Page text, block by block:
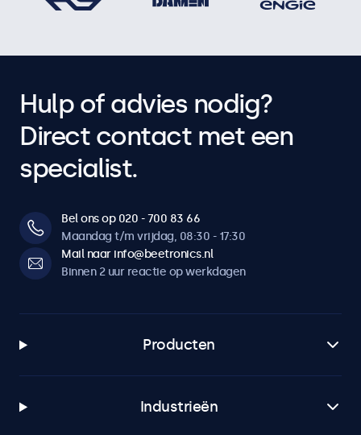
Hulp of advies nodig?
Direct contact met een
specialist.
Bel ons op 020 - 700 83 66
Maandag t/m vrijdag, 08:30 - 17:30
Mail naar info@beetronics.nl
Binnen 2 uur reactie op werkdagen
Producten
Industrieën